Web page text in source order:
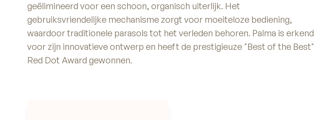
geëlimineerd voor een schoon, organisch uiterlijk. Het
gebruiksvriendelijke mechanisme zorgt voor moeiteloze bediening,
waardoor traditionele parasols tot het verleden behoren. Palma is erkend
voor zijn innovatieve ontwerp en heeft de prestigieuze "Best of the Best"
Red Dot Award gewonnen.